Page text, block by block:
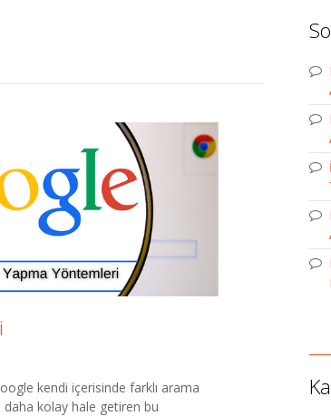
kendi içerisinde farklı arama
daha kolay hale getiren bu